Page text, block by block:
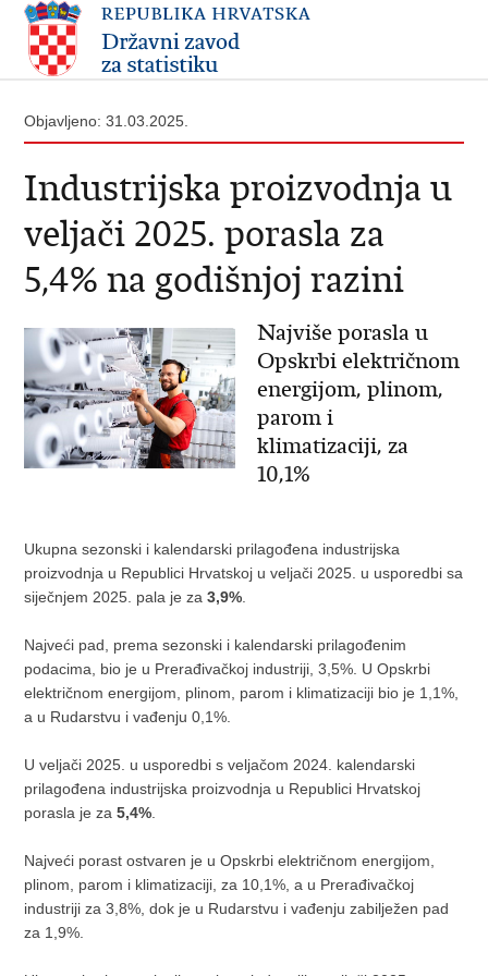
Objavljeno: 31.03.2025.
Industrijska proizvodnja u
veljači 2025. porasla za
5,4% na godišnjoj razini
Najviše porasla u
Opskrbi električnom
energijom, plinom,
parom i
klimatizaciji, za
10,1%
Ukupna sezonski i kalendarski prilagođena industrijska
proizvodnja u Republici Hrvatskoj u veljači 2025. u usporedbi sa
siječnjem 2025. pala je za3,9%
Najveći pad, prema sezonski i kalendarski prilagođenim
podacima, bio je u Prerađivačkoj industriji, 3,5%. U Opskrbi
električnom energijom, plinom, parom i klimatizaciji bio je 1,1%,
a u Rudarstvu i vađenju 0,1%.
U veljači 2025. u usporedbi s veljačom 2024. kalendarski
prilagođena industrijska proizvodnja u Republici Hrvatskoj
porasla je za5,4%
Najveći porast ostvaren je u Opskrbi električnom energijom,
plinom, parom i klimatizaciji, za 10,1%, a u Prerađivačkoj
industriji za 3,8%, dok je u Rudarstvu i vađenju zabilježen pad
za 1,9%.